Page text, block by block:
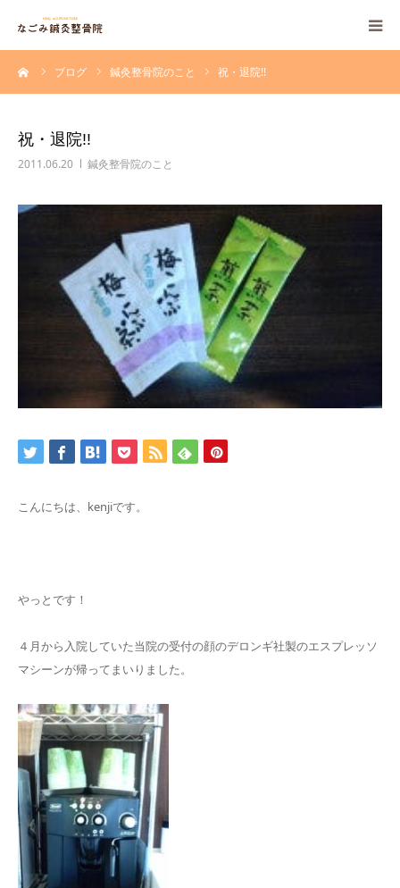
ブログ 鍼灸整骨院のこと 祝・退院!!
祝・退院!!
2011.06.20 鍼灸整骨院のこと
こんにちは、kenjiです。
やっとです！
４月から入院していた当院の受付の顔のデロンギ社製のエスプレッソ
マシーンが帰ってまいりました。
当院について
よくある質問
採用情報